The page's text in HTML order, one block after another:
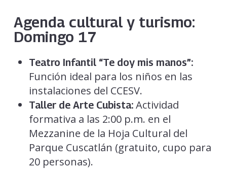
Agenda cultural y turismo:
Domingo 17
Teatro Infantil “Te doy mis manos”:
Función ideal para los niños en las
instalaciones del CCESV.
Taller de Arte Cubista:Actividad
formativa a las 2:00 p.m. en el
Mezzanine de la Hoja Cultural del
Parque Cuscatlán (gratuito, cupo para
20 personas).